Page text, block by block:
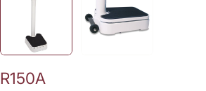
R150A